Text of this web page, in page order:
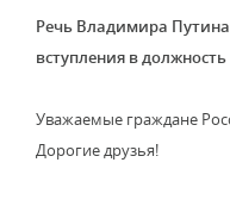
Речь Владимира
вступления в
Уважаемые граждане
Дорогие друзья!